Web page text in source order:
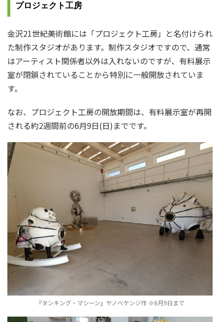
プロジェクト工房
金沢21世紀美術館には「プロジェクト工房」と名付けられ
た制作スタジオがあります。制作スタジオですので、通常
はアーティスト関係者以外は入れないのですが、有料展示
室が閉鎖されていることから特別に一般開放されていま
す。
なお、プロジェクト工房の開放期間は、有料展示室が再開
される約2週間前の6月9日(日)までです。
『タンキング・マシーン』ヤノベケンジ作 ※6月9日まで